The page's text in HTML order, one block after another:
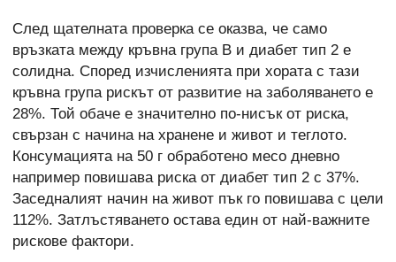
След щателната проверка се оказва, че само
връзката между кръвна група В и диабет тип 2 е
солидна. Според изчисленията при хората с тази
кръвна група рискът от развитие на заболяването е
28%. Той обаче е значително по-нисък от риска,
свързан с начина на хранене и живот и теглото.
Консумацията на 50 г обработено месо дневно
например повишава риска от диабет тип 2 с 37%.
Заседналият начин на живот пък го повишава с цели
112%. Затлъстяването остава един от най-важните
рискове фактори.